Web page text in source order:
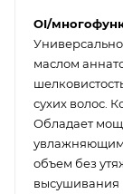
OI/
маслом
сухих волос.
Обладает
увлажняющим
объем без
высушивания